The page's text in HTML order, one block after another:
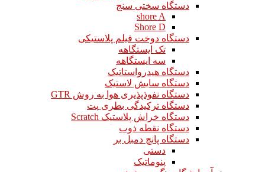
دستگاه سختی سنج
shore A
Shore D
دستگاه دوخت فیلم پلاستیکی
تک ایستگاهه
سه ایستگاهه
دستگاه هیدرواستاتیک
دستگاه سایش لاستیک
دستگاه نفوذپذیری هوا به روش GTR
دستگاه ترکیدگی بطری پت
دستگاه خراش پلاستیک Scratch
دستگاه نقطه ذوب
دستگاه پانچ دمبل بر
دستی
پنوماتیک